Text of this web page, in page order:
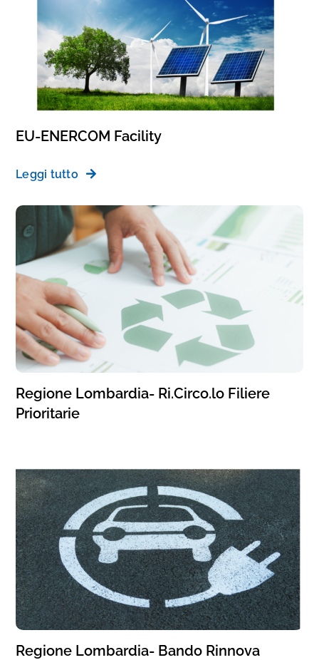
EU-ENERCOM Facility
Leggi tutto
Regione Lombardia- Ri.Circo.lo Filiere
Prioritarie
Regione Lombardia- Bando Rinnova